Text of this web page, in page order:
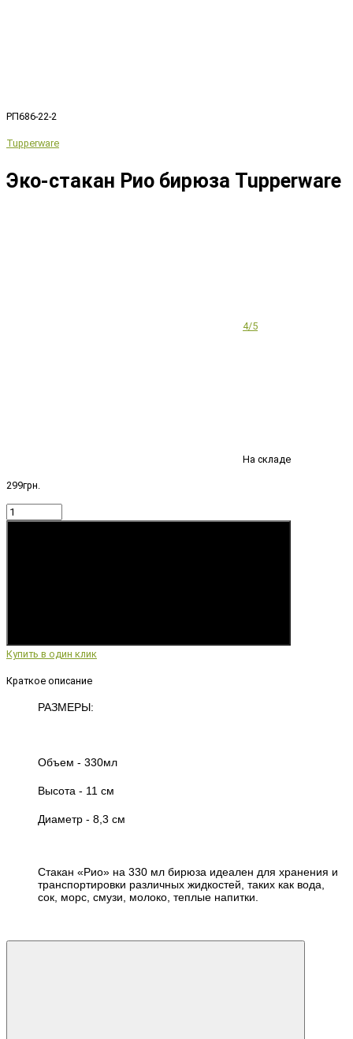
РП686-22-2
Tupperware
Эко-стакан Рио бирюза Tupperware
4/5
На складе
299грн.
Купить в один клик
Краткое описание
РАЗМЕРЫ:
Объем - 330мл
Высота - 11 см
Диаметр - 8,3 см
Стакан «Рио» на 330 мл бирюза идеален для хранения и
транспортировки различных жидкостей, таких как вода,
сок, морс, смузи, молоко, теплые напитки.